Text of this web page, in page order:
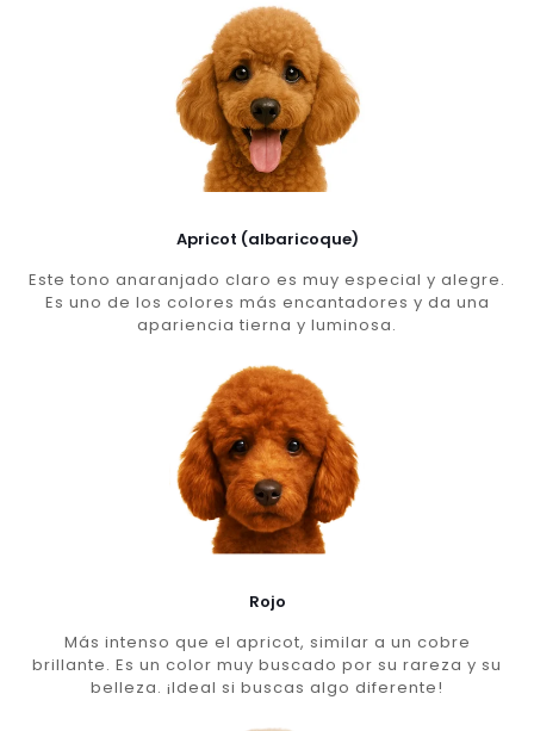
Apricot (albaricoque)
Este tono anaranjado claro es muy especial y alegre.
Es uno de los colores más encantadores y da una
apariencia tierna y luminosa.
Rojo
Más intenso que el apricot, similar a un cobre
brillante. Es un color muy buscado por su rareza y su
belleza. ¡Ideal si buscas algo diferente!